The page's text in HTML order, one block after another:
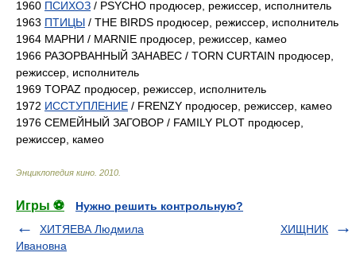
1960 ПСИХОЗ / PSYCHO продюсер, режиссер, исполнитель
1963 ПТИЦЫ / THE BIRDS продюсер, режиссер, исполнитель
1964 МАРНИ / MARNIE продюсер, режиссер, камео
1966 РАЗОРВАННЫЙ ЗАНАВЕС / TORN CURTAIN продюсер,
режиссер, исполнитель
1969 TOPAZ продюсер, режиссер, исполнитель
1972 ИССТУПЛЕНИЕ / FRENZY продюсер, режиссер, камео
1976 СЕМЕЙНЫЙ ЗАГОВОР / FAMILY PLOT продюсер,
режиссер, камео
Энциклопедия кино 2010
Игры ⚽
Нужно решить контрольную?
ХИТЯЕВА Людмила
Ивановна
ХИЩНИК